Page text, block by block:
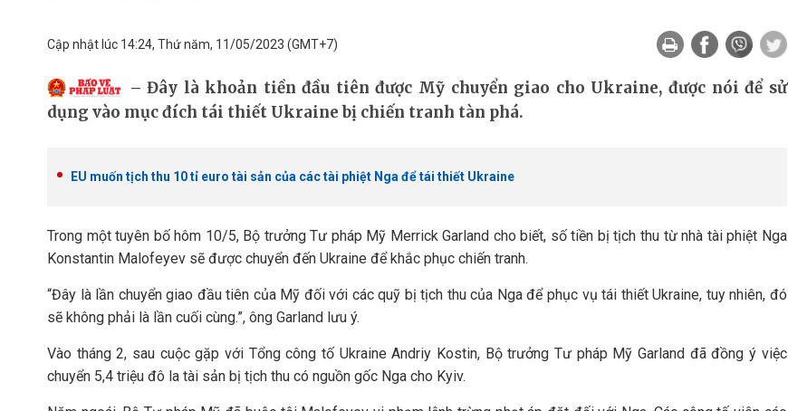
Cập nhật lúc 14:24, Thứ năm, 11/05/2023 (GMT+7)
Đây là khoản tiền đầu tiên được Mỹ chuyển giao cho Ukraine, được nói để sử
dụng vào mục đích tái thiết Ukraine bị chiến tranh tàn phá.
EU muốn tịch thu 10 tỉ euro tài sản của các tài phiệt Nga để tái thiết Ukraine
Trong một tuyên bố hôm 10/5, Bộ trưởng Tư pháp Mỹ Merrick Garland cho biết, số tiền bị tịch thu từ nhà tài phiệt Nga
Konstantin Malofeyev sẽ được chuyển đến Ukraine để khắc phục chiến tranh.
“Đây là lần chuyển giao đầu tiên của Mỹ đối với các quỹ bị tịch thu của Nga để phục vụ tái thiết Ukraine, tuy nhiên, đó
sẽ không phải là lần cuối cùng.”, ông Garland lưu ý.
Vào tháng 2, sau cuộc gặp với Tổng công tố Ukraine Andriy Kostin, Bộ trưởng Tư pháp Mỹ Garland đã đồng ý việc
chuyển 5,4 triệu đô la tài sản bị tịch thu có nguồn gốc Nga cho Kyiv.